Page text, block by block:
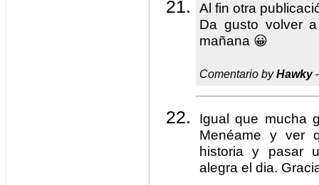
Al fin otra
Da gusto volver
mañana 😀
Comentario byHawky
Igual que mucha
Menéame y ver
historia y pasar
alegra el dia.